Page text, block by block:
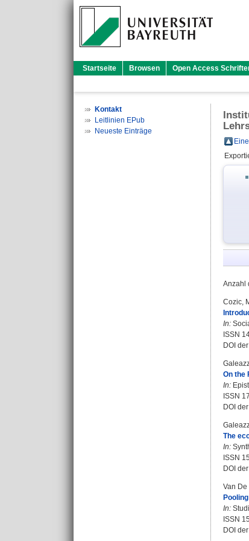
Startseite Browsen Open Access
Kontakt
Leitlinien EPub
Neueste Einträge
Anzahl
Cozic,
In:
ISSN
DOI
On the
In:
ISSN
DOI
The
In:
ISSN
DOI
Van De
In:
ISSN
DOI